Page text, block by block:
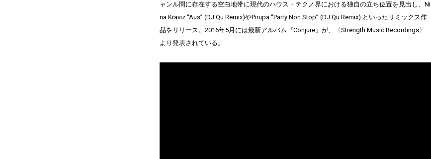
ャンル間に存在する空白地帯に現代のハウス・テクノ界における独自の立ち位置を見出し、Ni
na Kraviz “Aus” (DJ Qu Remix)やPirupa “Party Non Stop” (DJ Qu Remix) といったリミックス作
品をリリース。2016年5月には最新アルバム『Conjure』が、〈Strength Music Recordings〉
より発表されている。